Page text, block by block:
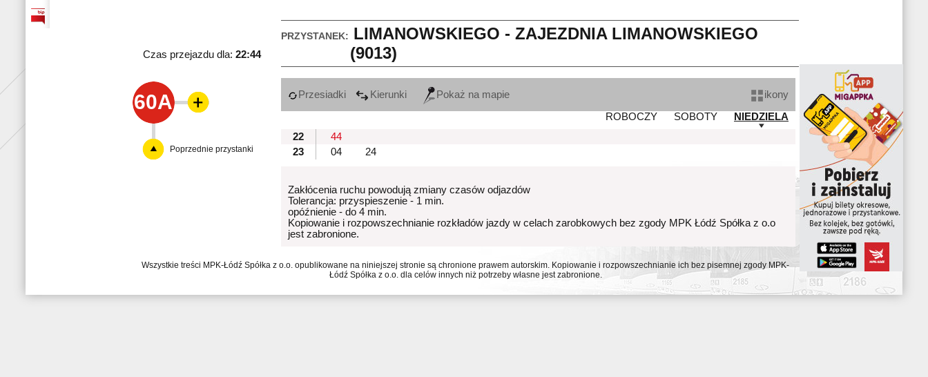
PRZYSTANEK: LIMANOWSKIEGO - ZAJEZDNIA LIMANOWSKIEGO
(9013)
Czas przejazdu dla: 22:44
60A Przesiadki Kierunki Pokaż na mapie
ikony
ROBOCZY
SOBOTY
NIEDZIELA
22
44
23
04 24
Zakłócenia ruchu powodują zmiany czasów odjazdów
Tolerancja: przyspieszenie - 1 min.
opóźnienie - do 4 min.
Kopiowanie i rozpowszechnianie rozkładów jazdy w celach zarobkowych bez zgody MPK Łódź Spółka z o.o
jest zabronione.
Poprzednie przystanki
Wszystkie treści MPK-Łódź Spółka z o.o. opublikowane na niniejszej stronie są chronione prawem autorskim. Kopiowanie i rozpowszechnianie ich bez pisemnej zgody MPK-
Łódź Spółka z o.o. dla celów innych niż potrzeby własne jest zabronione.